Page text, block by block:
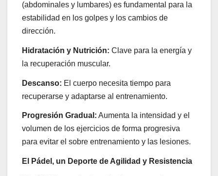
(abdominales y lumbares) es fundamental para la
estabilidad en los golpes y los cambios de
dirección.
Hidratación y Nutrición: Clave para la energía y
la recuperación muscular.
Descanso: El cuerpo necesita tiempo para
recuperarse y adaptarse al entrenamiento.
Progresión Gradual: Aumenta la intensidad y el
volumen de los ejercicios de forma progresiva
para evitar el sobre entrenamiento y las lesiones.
El Pádel, un Deporte de Agilidad y Resistencia